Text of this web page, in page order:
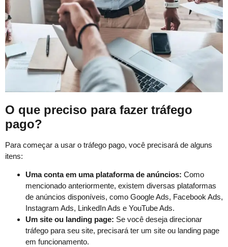
O que preciso para fazer tráfego
pago?
Para começar a usar o tráfego pago, você precisará de alguns
itens:
Uma conta em uma plataforma de anúncios: Como
mencionado anteriormente, existem diversas plataformas
de anúncios disponíveis, como Google Ads, Facebook Ads,
Instagram Ads, LinkedIn Ads e YouTube Ads.
Um site ou landing page: Se você deseja direcionar
tráfego para seu site, precisará ter um site ou landing page
em funcionamento.